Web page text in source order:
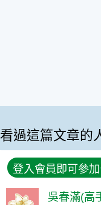
看過這篇文章的
登入會員即可參
吳春滿(高